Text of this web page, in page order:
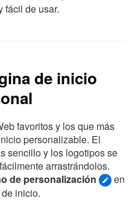
fácil de usar.
de inicio
favoritos y los que más
personalizable. El
sencillo y los logotipos se
arrastrándolos.
de personalización
en
inicio.